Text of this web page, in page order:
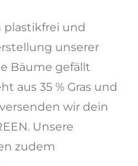
plastikfrei und
unserer
Bäume gefällt
aus 35 % Gras und
wir dein
Unsere
zudem